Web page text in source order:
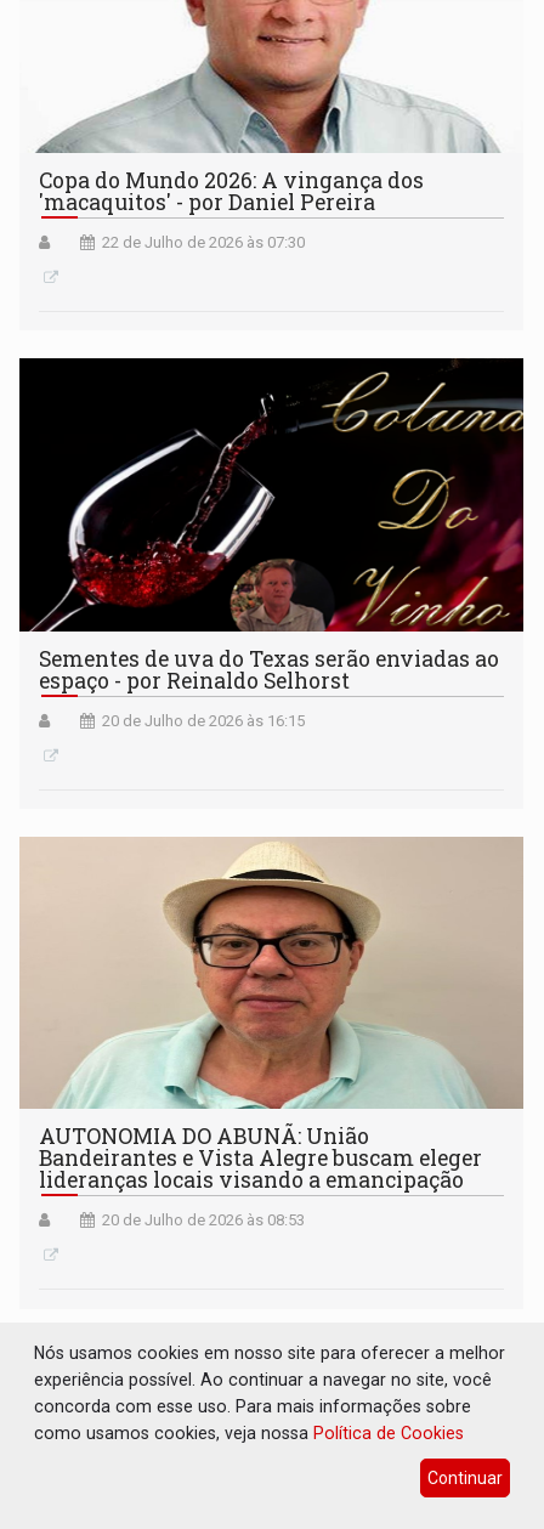
Copa do Mundo 2026: A vingança dos
'macaquitos' - por Daniel Pereira
22 de Julho de 2026 às 07:30
Sementes de uva do Texas serão enviadas ao
espaço - por Reinaldo Selhorst
20 de Julho de 2026 às 16:15
AUTONOMIA DO ABUNÃ: União
Bandeirantes e Vista Alegre buscam eleger
lideranças locais visando a emancipação
20 de Julho de 2026 às 08:53
Nós usamos cookies em nosso site para oferecer a melhor
experiência possível. Ao continuar a navegar no site, você
concorda com esse uso. Para mais informações sobre
como usamos cookies, veja nossa Política de Cookies
Continuar